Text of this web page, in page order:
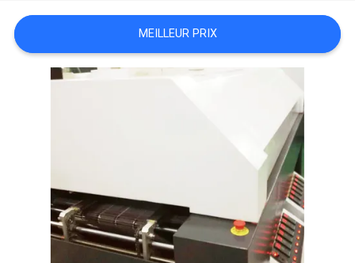
CITATION
PRIVACY
POLICY
MEILLEUR PRIX